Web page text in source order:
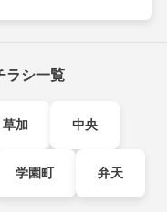
ラシ一覧
草加 中央
学園町 弁天